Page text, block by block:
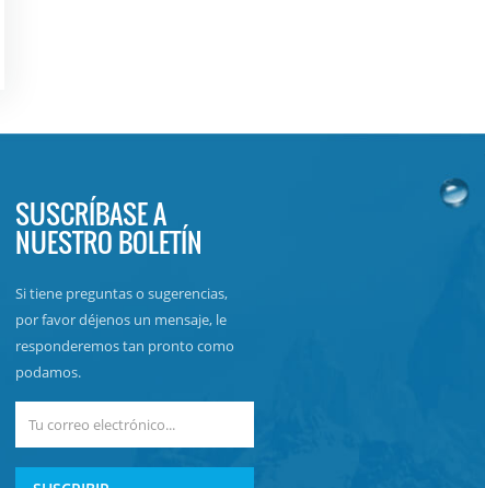
SUSCRÍBASE A
NUESTRO BOLETÍN
Si tiene preguntas o sugerencias,
por favor déjenos un mensaje, le
responderemos tan pronto como
podamos.